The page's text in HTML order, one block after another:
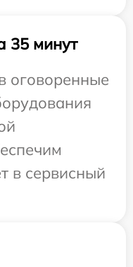
35 минут
оговоренные
в сервисный